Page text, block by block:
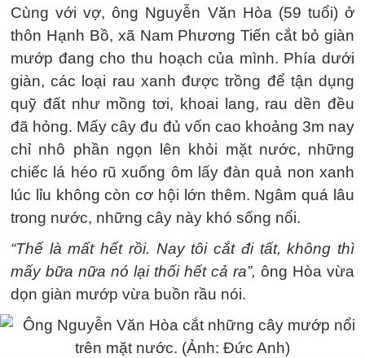
Cùng với vợ, ông Nguyễn Văn Hòa (59 tuổi) ở
thôn Hạnh Bồ, xã Nam Phương Tiến cắt bỏ giàn
mướp đang cho thu hoạch của mình. Phía dưới
giàn, các loại rau xanh được trồng để tận dụng
quỹ đất như mồng tơi, khoai lang, rau dền đều
đã hỏng. Mấy cây đu đủ vốn cao khoảng 3m nay
chỉ nhô phần ngọn lên khỏi mặt nước, những
chiếc lá héo rũ xuống ôm lấy đàn quả non xanh
lúc lỉu không còn cơ hội lớn thêm. Ngâm quá lâu
trong nước, những cây này khó sống nổi.
“Thế là mất hết rồi. Nay tôi cắt đi tất, không thì
mấy bữa nữa nó lại thối hết cả ra”, ông Hòa vừa
dọn giàn mướp vừa buồn rầu nói.